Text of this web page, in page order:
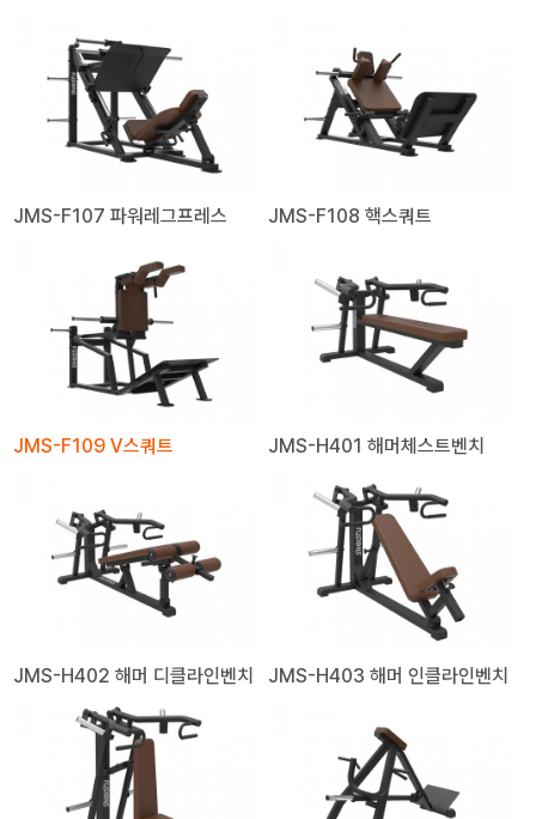
JMS-F107 파워레그프레스 JMS-F108 핵스쿼트
JMS-F109 V스쿼트 JMS-H401 해머체스트벤치
JMS-H402 해머 디클라인벤치 JMS-H403 해머 인클라인벤치